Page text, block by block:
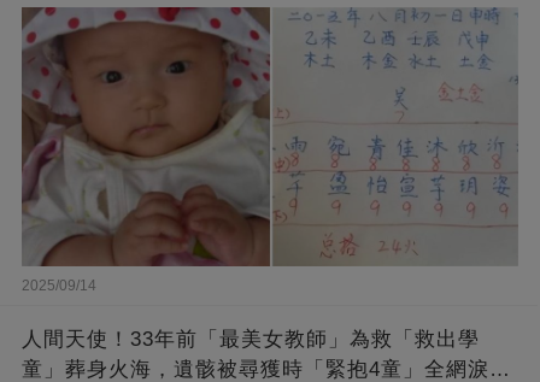
2025/09/14
人間天使！33年前「最美女教師」為救「救出學
童」葬身火海，遺骸被尋獲時「緊抱4童」全網淚